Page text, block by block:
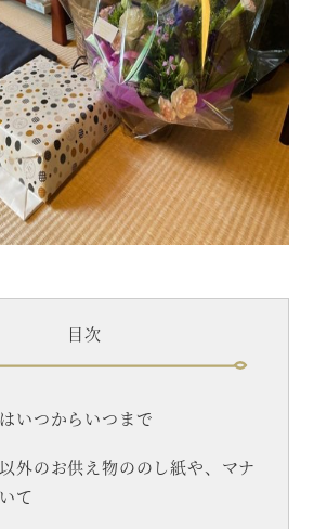
目次
いつからいつまで
外のお供え物ののし紙や、マナ
て